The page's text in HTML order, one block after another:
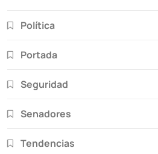
Política
Portada
Seguridad
Senadores
Tendencias